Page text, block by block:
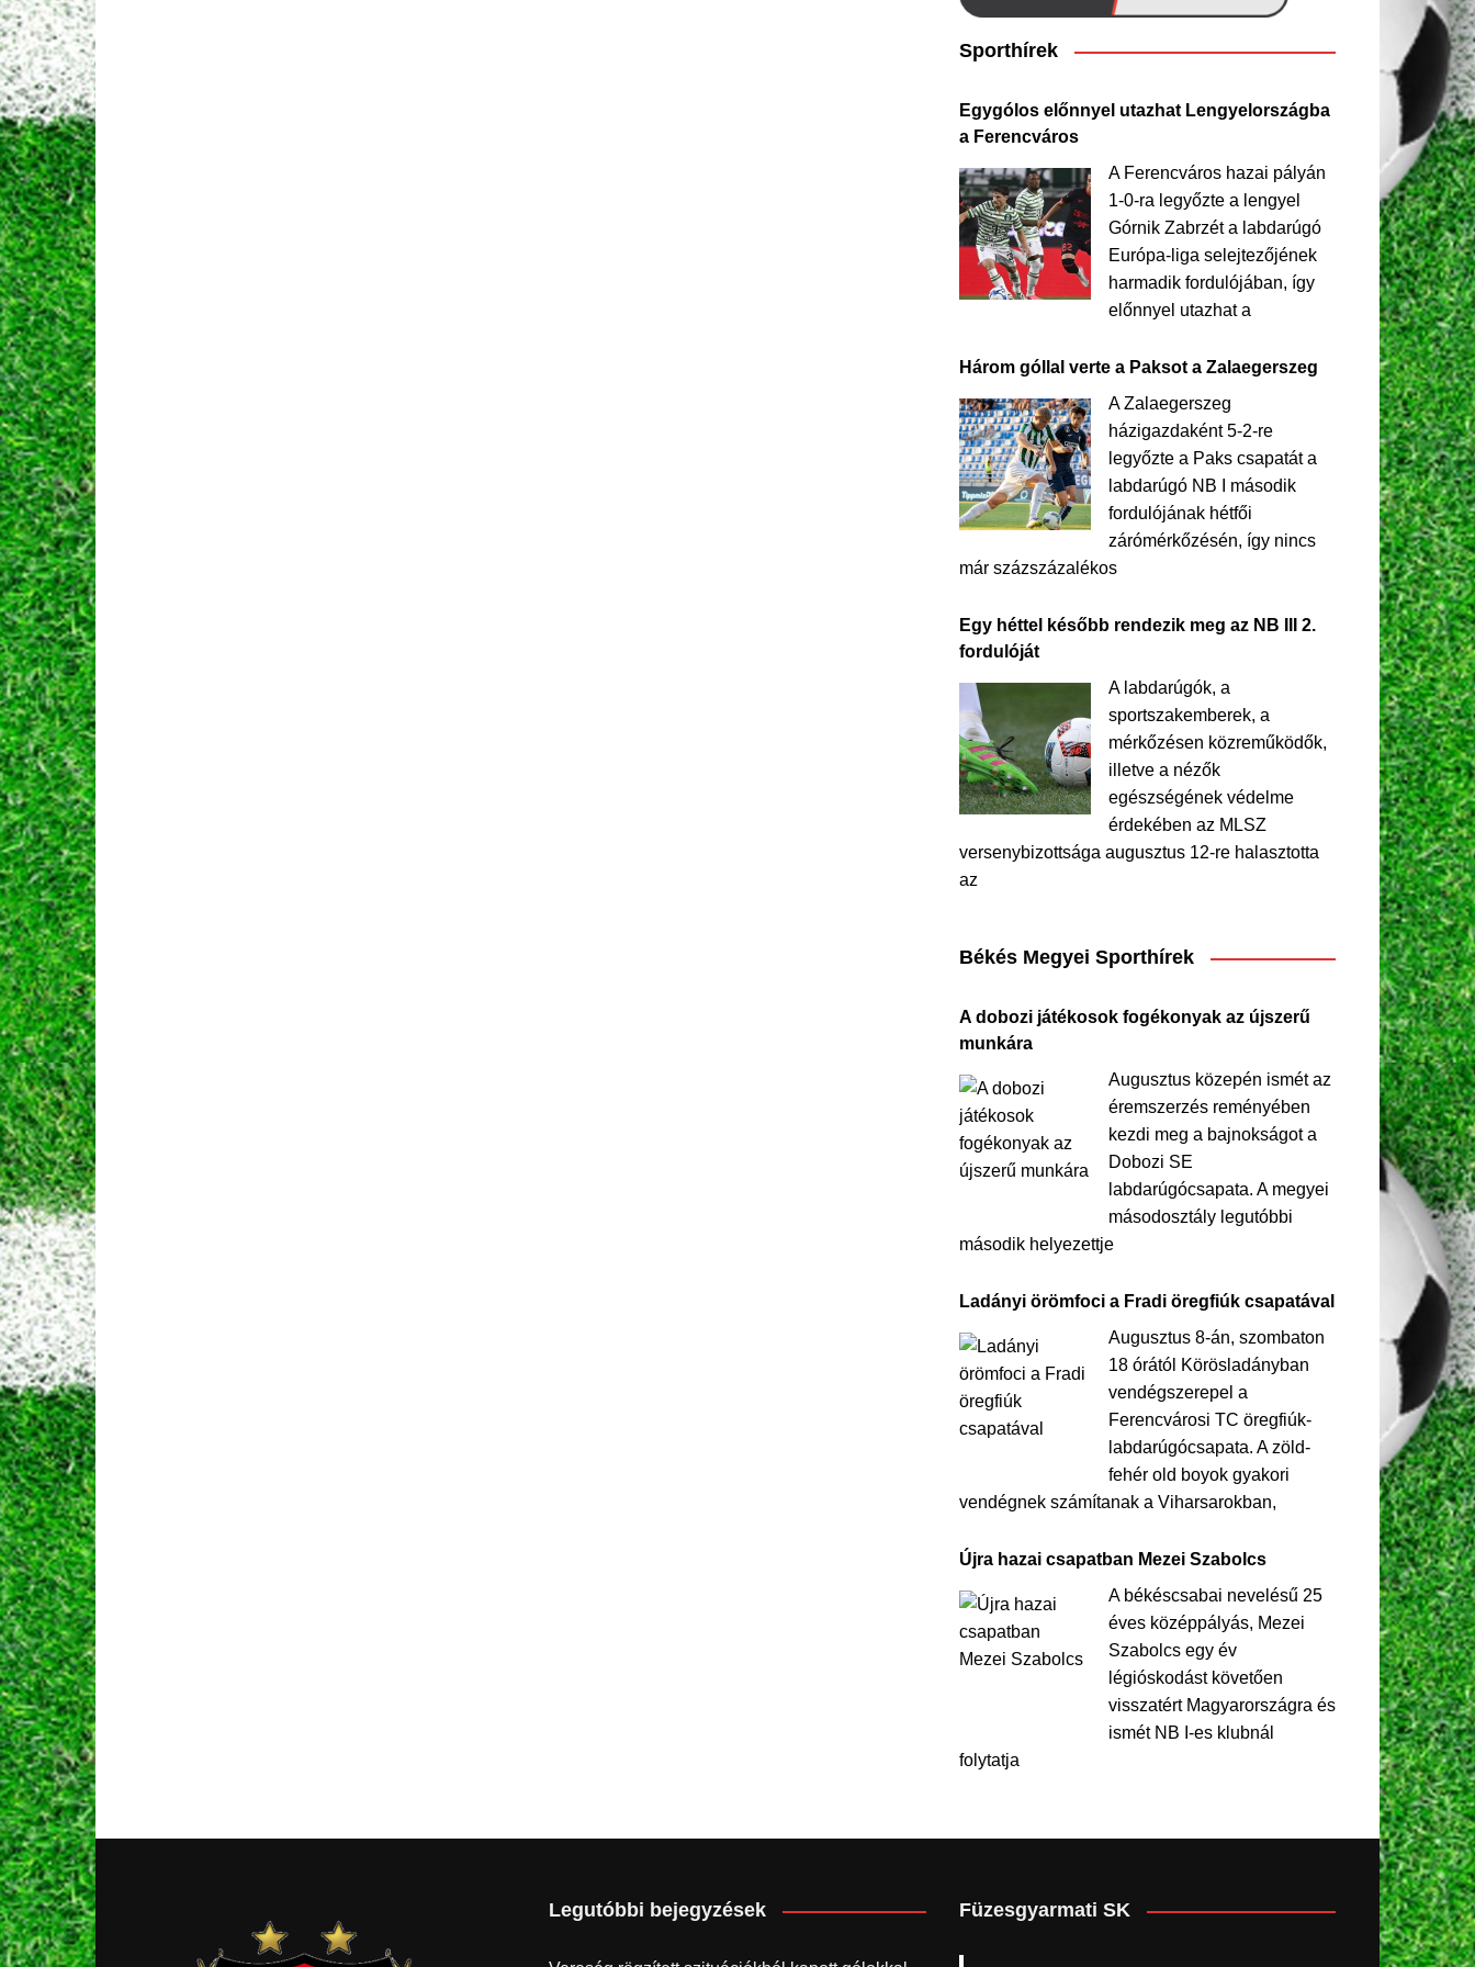
Sporthírek
Egygólos előnnyel utazhat Lengyelországba
a Ferencváros
A Ferencváros hazai pályán
1-0-ra legyőzte a lengyel
Górnik Zabrzét a labdarúgó
Európa-liga selejtezőjének
harmadik fordulójában, így
előnnyel utazhat a
Három góllal verte a Paksot a Zalaegerszeg
A Zalaegerszeg
házigazdaként 5-2-re
legyőzte a Paks csapatát a
labdarúgó NB I második
fordulójának hétfői
zárómérkőzésén, így nincs
már százszázalékos
Egy héttel később rendezik meg az NB III 2.
fordulóját
A labdarúgók, a
sportszakemberek, a
mérkőzésen közreműködők,
illetve a nézők
egészségének védelme
érdekében az MLSZ
versenybizottsága augusztus 12-re halasztotta
az
Békés Megyei Sporthírek
A dobozi játékosok fogékonyak az újszerű
munkára
Augusztus közepén ismét az
éremszerzés reményében
kezdi meg a bajnokságot a
Dobozi SE
labdarúgócsapata. A megyei
másodosztály legutóbbi
második helyezettje
Ladányi örömfoci a Fradi öregfiúk csapatával
Augusztus 8-án, szombaton
18 órától Körösladányban
vendégszerepel a
Ferencvárosi TC öregfiúk-
labdarúgócsapata. A zöld-
fehér old boyok gyakori
vendégnek számítanak a Viharsarokban,
Újra hazai csapatban Mezei Szabolcs
A békéscsabai nevelésű 25
éves középpályás, Mezei
Szabolcs egy év
légióskodást követően
visszatért Magyarországra és
ismét NB I-es klubnál
folytatja
Legutóbbi bejegyzések Füzesgyarmati SK